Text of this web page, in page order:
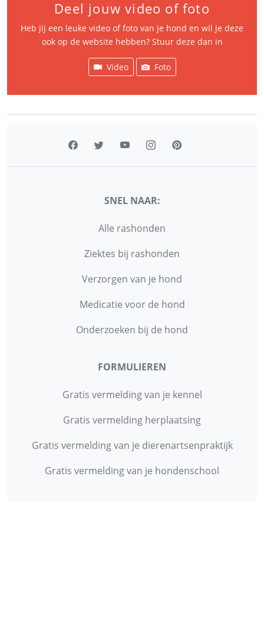
Deel jouw video of foto
Heb jij een leuke video of foto van je hond en wil je deze
ook op de website hebben? Stuur deze dan in
Video Foto
SNEL NAAR:
Alle rashonden
Ziektes bij rashonden
Verzorgen van je hond
Medicatie voor de hond
Onderzoeken bij de hond
FORMULIEREN
Gratis vermelding van je kennel
Gratis vermelding herplaatsing
Gratis vermelding van je dierenartsenpraktijk
Gratis vermelding van je hondenschool